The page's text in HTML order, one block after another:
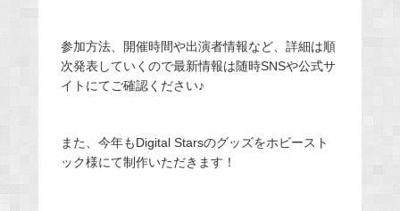
参加方法、開催時間や出演者情報など、詳細は順
次発表していくので最新情報は随時SNSや公式サ
イトにてご確認ください♪
また、今年もDigital Starsのグッズをホビースト
ック様にて制作いただきます！